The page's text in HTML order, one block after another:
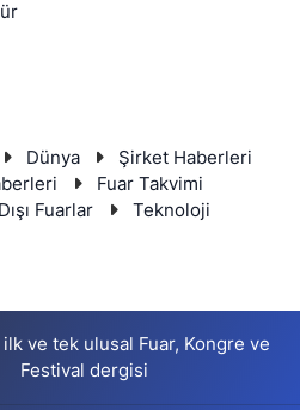
Dünya
Şirket Haberleri
Fuar Takvimi
Fuarlar
Teknoloji
ve tek ulusal Fuar, Kongre ve
Festival dergisi